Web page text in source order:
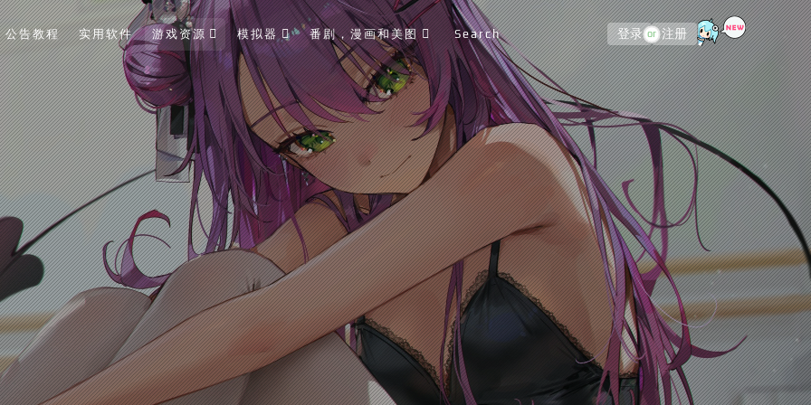
公告教程 实用软件 游戏资源 模拟器 番剧，漫画和美图 Search 登录 or 注册